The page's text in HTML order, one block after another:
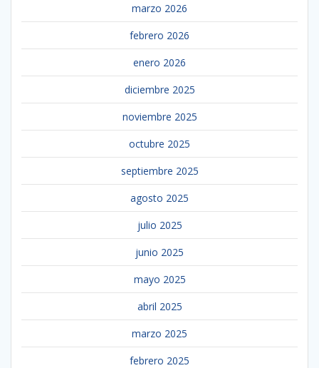
marzo 2026
febrero 2026
enero 2026
diciembre 2025
noviembre 2025
octubre 2025
septiembre 2025
agosto 2025
julio 2025
junio 2025
mayo 2025
abril 2025
marzo 2025
febrero 2025